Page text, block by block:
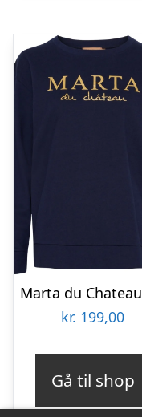
kr. 199,00
Gå til shop